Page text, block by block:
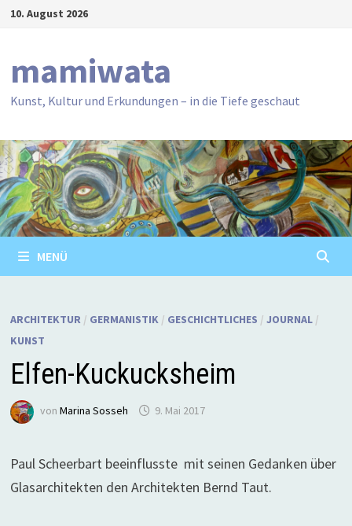
Zum10. August 2026
mamiwata
Kunst, Kultur und Erkundungen – in die Tiefe geschaut
MENÜ
ARCHITEKTUR / GERMANISTIK/ GESCHICHTLICHES / JOURNAL/
KUNST
Elfen-Kuckucksheim
von Marina Sosseh 9. Mai 2017
Paul Scheerbart beeinflusste mit seinen Gedanken über
Glasarchitekten den Architekten Bernd Taut.